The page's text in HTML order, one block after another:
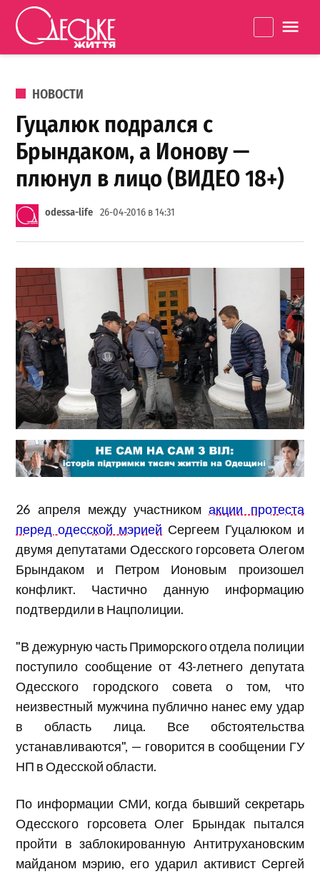
Перейти к содержанию
життя
ОПУБЛИКОВАНО В
НОВОСТИ
Гуцалюк подрался с
Брындаком, а Ионову —
плюнул в лицо (ВИДЕО 18+)
odessa-life 26-04-2016 в 14:31
26 апреля между участникомакции протеста
перед одесской мэрией Сергеем Гуцалюком и
двумя депутатами Одесского горсовета Олегом
Брындаком и Петром Ионовым произошел
конфликт. Частично данную информацию
подтвердили в Нацполиции.
"В дежурную часть Приморского отдела полиции
поступило сообщение от 43-летнего депутата
Одесского городского совета о том, что
неизвестный мужчина публично нанес ему удар
в область лица. Все обстоятельства
устанавливаются", — говорится в сообщении ГУ
НП в Одесской области.
По информации СМИ, когда бывший секретарь
Одесского горсовета Олег Брындак пытался
пройти в заблокированную Антитрухановским
майданом мэрию, его ударил активист Сергей